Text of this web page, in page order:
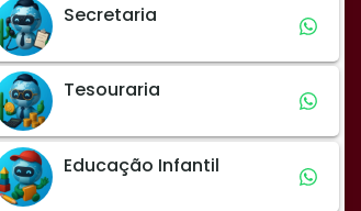
Secretaria
Tesouraria
Educação Infantil